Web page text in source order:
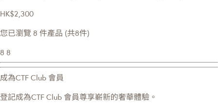
HK$2,300
您已瀏覽 8 件產品 (共8件)
8 8
成為CTF Club 會員
登記成為CTF Club 會員尊享嶄新的奢華體驗。